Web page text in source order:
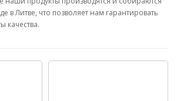
в Литве, что позволяет нам гарантировать
качества.